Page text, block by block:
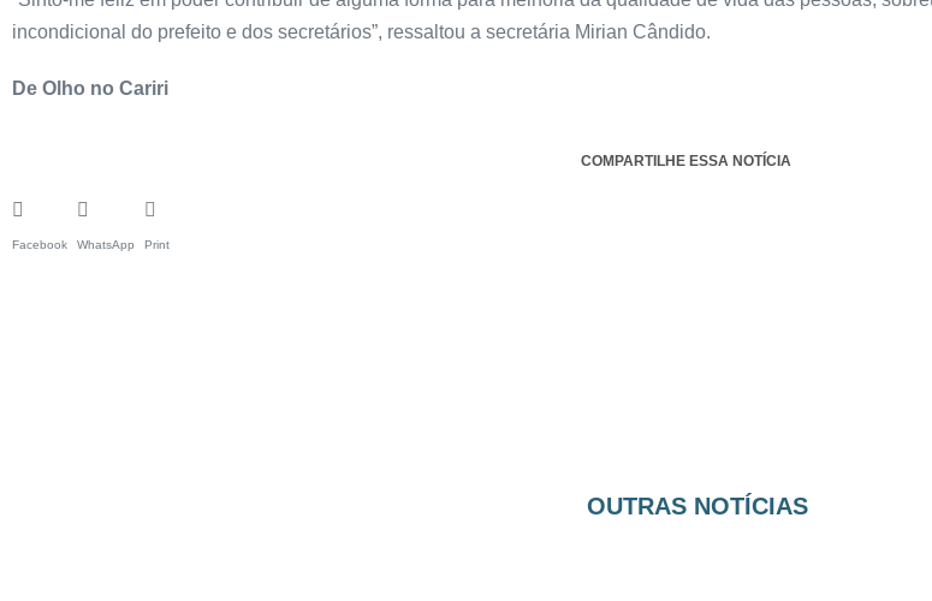
incondicional do prefeito e dos secretários”, ressaltou a secretária Mirian Cândido.
De Olho no Cariri
COMPARTILHE ESSA NOTÍCIA
Facebook WhatsApp Print
OUTRAS NOTÍCIAS